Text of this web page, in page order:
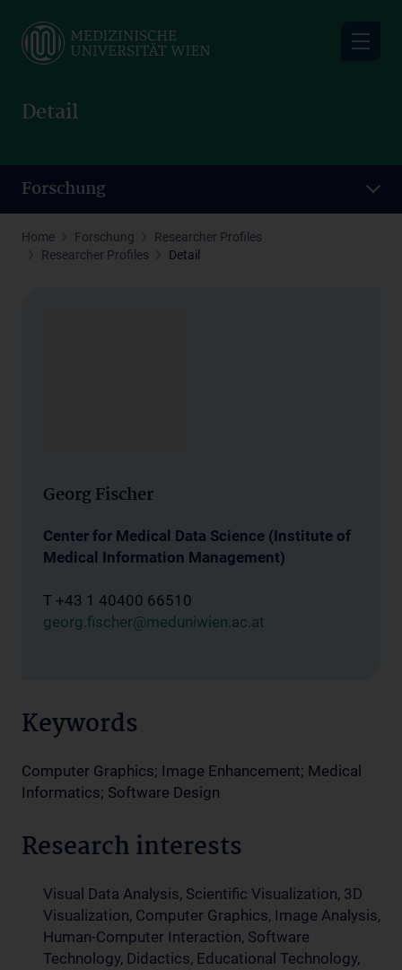
main
Detail
Forschung
Home Forschung
Researcher Profiles
Researcher Profiles
Detail
Georg Fischer
Center for Medical Data Science (Institute of
Medical Information Management)
T +43 1 40400 66510
georg.fischer@meduniwien.ac.at
Keywords
Computer Graphics; Image Enhancement; Medical
Informatics; Software Design
Research interests
Visual Data Analysis, Scientific Visualization, 3D
Visualization, Computer Graphics, Image Analysis,
Human-Computer Interaction, Software
Technology, Didactics, Educational Technology,